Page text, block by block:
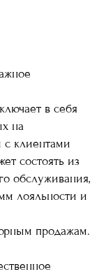
в себя
на
клиентами
состоять из
обслуживания,
лояльности и
продажам.